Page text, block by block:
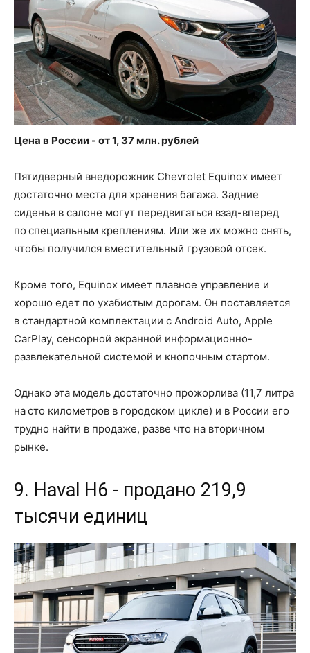
Цена в России - от 1, 37 млн. рублей
Пятидверный внедорожник Chevrolet Equinox имеет
достаточно места для хранения багажа. Задние
сиденья в салоне могут передвигаться взад-вперед
по специальным креплениям. Или же их можно снять,
чтобы получился вместительный грузовой отсек.
Кроме того, Equinox имеет плавное управление и
хорошо едет по ухабистым дорогам. Он поставляется
в стандартной комплектации с Android Auto, Apple
CarPlay, сенсорной экранной информационно-
развлекательной системой и кнопочным стартом.
Однако эта модель достаточно прожорлива (11,7 литра
на сто километров в городском цикле) и в России его
трудно найти в продаже, разве что на вторичном
рынке.
9. Haval H6 - продано 219,9
тысячи единиц